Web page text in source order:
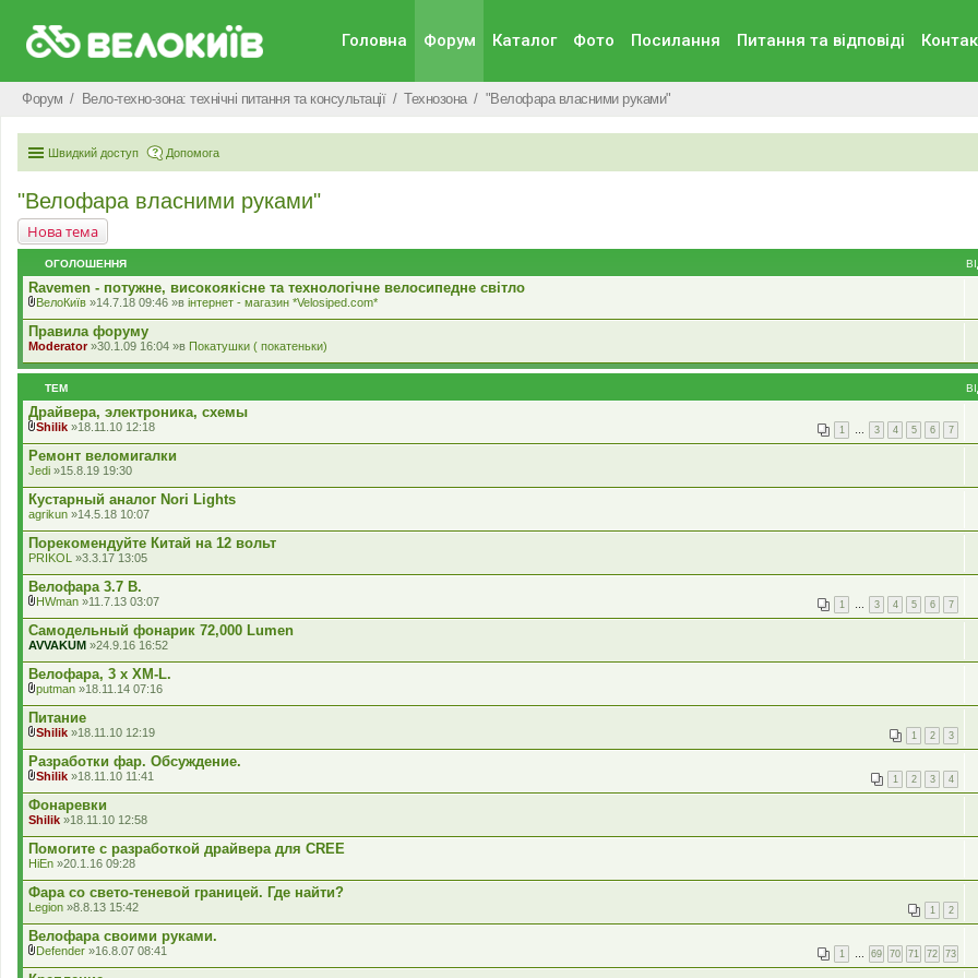
Головна Форум Каталог Фото Посилання Питання та вiдповiдi
Форум Вело-техно-зона: технічні питання та консультації Технозона "Велофара власними руками"
Швидкий доступ Допомога
"Велофара власними руками"
Нова тема
ОГОЛОШЕННЯ
Ravemen - потужне, високоякісне та технологічне велосипедне світло
к
л
а
д
н
я
ВелоКиїв »14.7.18 09:46 »в iнтернет - магазин *Velosiped.com*
Правила форуму
Moderator»30.1.09 16:04 »в Покатушки ( покатеньки)
ТЕМ
Драйвера, электроника, схемы
1 … 3 4 5 6 7
к
л
а
д
е
н
н
я
Shilik »18.11.10 12:18
Ремонт веломигалки
Jedi »15.8.19 19:30
Кустарный аналог Nori Lights
agrikun »14.5.18 10:07
Порекомендуйте Китай на 12 вольт
PRIKOL »3.3.17 13:05
Велофара 3.7 В.
1 … 3 4 5 6 7
к
л
а
д
е
н
н
я
HWman »11.7.13 03:07
Самодельный фонарик 72,000 Lumen
AVVAKUM »24.9.16 16:52
Велофара, 3 х XM-L.
В
к
л
а
д
е
н
н
я
putman »18.11.14 07:16
Питание
1 2 3
к
л
а
д
е
н
н
я
Shilik »18.11.10 12:19
Разработки фар. Обсуждение.
1 2 3 4
к
л
а
д
е
н
н
я
Shilik »18.11.10 11:41
Фонаревки
Shilik »18.11.10 12:58
Помогите с разработкой драйвера для CREE
HiEn »20.1.16 09:28
Фара со свето-теневой границей. Где найти?
1 2
Legion »8.8.13 15:42
Велофара своими руками.
1 … 69 70 71 72 73
к
Defender »16.8.07 08:41